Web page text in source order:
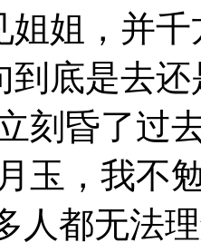
姐姐，并
到底是去
刻昏了过
玉，我
都无法理